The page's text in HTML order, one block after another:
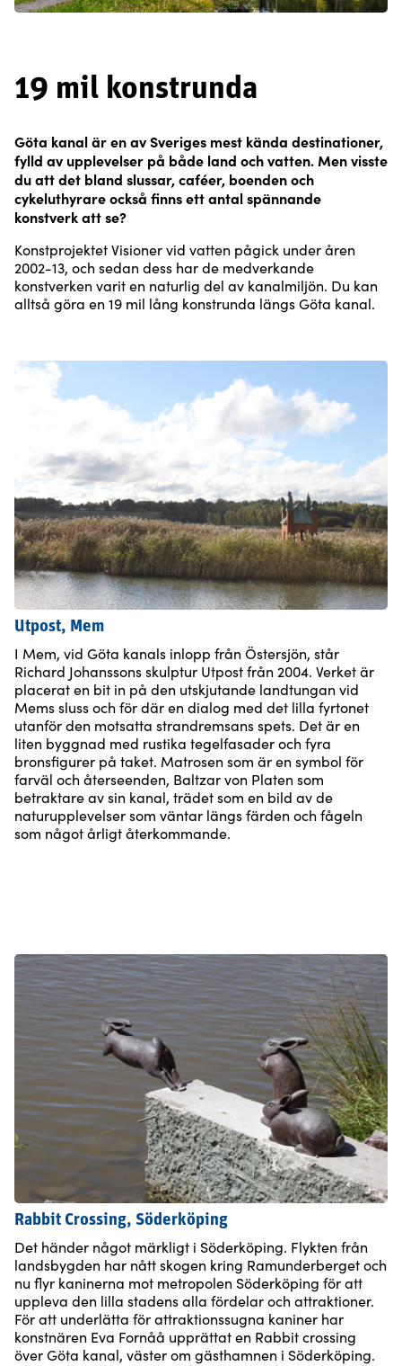
19 mil konstrunda
Göta kanal är en av Sveriges mest kända destinationer,
fylld av upplevelser på både land och vatten. Men visste
du att det bland slussar, caféer, boenden och
cykeluthyrare också finns ett antal spännande
konstverk att se?
Konstprojektet Visioner vid vatten pågick under åren
2002-13, och sedan dess har de medverkande
konstverken varit en naturlig del av kanalmiljön. Du kan
alltså göra en 19 mil lång konstrunda längs Göta kanal.
Utpost, Mem
I Mem, vid Göta kanals inlopp från Östersjön, står
Richard Johanssons skulptur Utpost från 2004. Verket är
placerat en bit in på den utskjutande landtungan vid
Mems sluss och för där en dialog med det lilla fyrtonet
utanför den motsatta strandremsans spets. Det är en
liten byggnad med rustika tegelfasader och fyra
bronsfigurer på taket. Matrosen som är en symbol för
farväl och återseenden, Baltzar von Platen som
betraktare av sin kanal, trädet som en bild av de
naturupplevelser som väntar längs färden och fågeln
som något årligt återkommande.
Rabbit Crossing, Söderköping
Det händer något märkligt i Söderköping. Flykten från
landsbygden har nått skogen kring Ramunderberget och
nu flyr kaninerna mot metropolen Söderköping för att
uppleva den lilla stadens alla fördelar och attraktioner.
För att underlätta för attraktionssugna kaniner har
konstnären Eva Fornåå upprättat en Rabbit crossing
över Göta kanal, väster om gästhamnen i Söderköping.